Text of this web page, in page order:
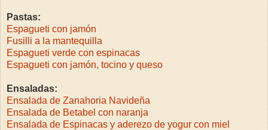
Pastas:
Espagueti con jamón
Fusilli a la mantequilla
Espagueti verde con espinacas
Espagueti con jamón, tocino y queso
Ensaladas:
Ensalada de Zanahoria Navideña
Ensalada de Betabel con naranja
Ensalada de Espinacas y aderezo de yogur con miel